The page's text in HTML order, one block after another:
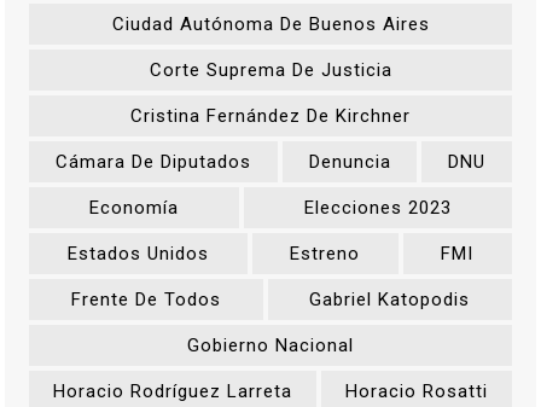
Ciudad Autónoma De Buenos Aires
Corte Suprema De Justicia
Cristina Fernández De Kirchner
Cámara De Diputados Denuncia DNU
Economía Elecciones 2023
Estados Unidos Estreno FMI
Frente De Todos Gabriel Katopodis
Gobierno Nacional
Horacio Rodríguez Larreta Horacio Rosatti